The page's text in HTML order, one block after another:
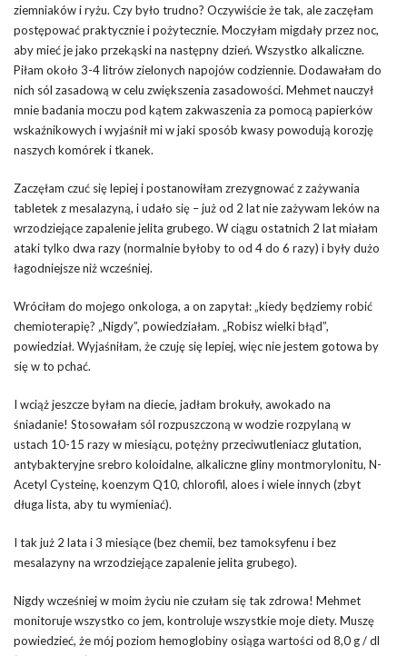
ziemniaków i ryżu. Czy było trudno? Oczywiście że tak, ale zaczęłam
postępować praktycznie i pożytecznie. Moczyłam migdały przez noc,
aby mieć je jako przekąski na następny dzień. Wszystko alkaliczne.
Piłam około 3-4 litrów zielonych napojów codziennie. Dodawałam do
nich sól zasadową w celu zwiększenia zasadowości. Mehmet nauczył
mnie badania moczu pod kątem zakwaszenia za pomocą papierków
wskaźnikowych i wyjaśnił mi w jaki sposób kwasy powodują korozję
naszych komórek i tkanek.
Zaczęłam czuć się lepiej i postanowiłam zrezygnować z zażywania
tabletek z mesalazyną, i udało się – już od 2 lat nie zażywam leków na
wrzodziejące zapalenie jelita grubego. W ciągu ostatnich 2 lat miałam
ataki tylko dwa razy (normalnie byłoby to od 4 do 6 razy) i były dużo
łagodniejsze niż wcześniej.
Wróciłam do mojego onkologa, a on zapytał: „kiedy będziemy robić
chemioterapię? „Nigdy”, powiedziałam. „Robisz wielki błąd”,
powiedział. Wyjaśniłam, że czuję się lepiej, więc nie jestem gotowa by
się w to pchać.
I wciąż jeszcze byłam na diecie, jadłam brokuły, awokado na
śniadanie! Stosowałam sól rozpuszczoną w wodzie rozpylaną w
ustach 10-15 razy w miesiącu, potężny przeciwutleniacz glutation,
antybakteryjne srebro koloidalne, alkaliczne gliny montmorylonitu, N-
Acetyl Cysteinę, koenzym Q10, chlorofil, aloes i wiele innych (zbyt
długa lista, aby tu wymieniać).
I tak już 2 lata i 3 miesiące (bez chemii, bez tamoksyfenu i bez
mesalazyny na wrzodziejące zapalenie jelita grubego).
Nigdy wcześniej w moim życiu nie czułam się tak zdrowa! Mehmet
monitoruje wszystko co jem, kontroluje wszystkie moje diety. Muszę
powiedzieć, że mój poziom hemoglobiny osiąga wartości od 8,0 g / dl